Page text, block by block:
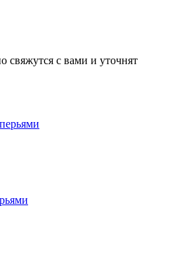
свяжутся с вами и уточнят